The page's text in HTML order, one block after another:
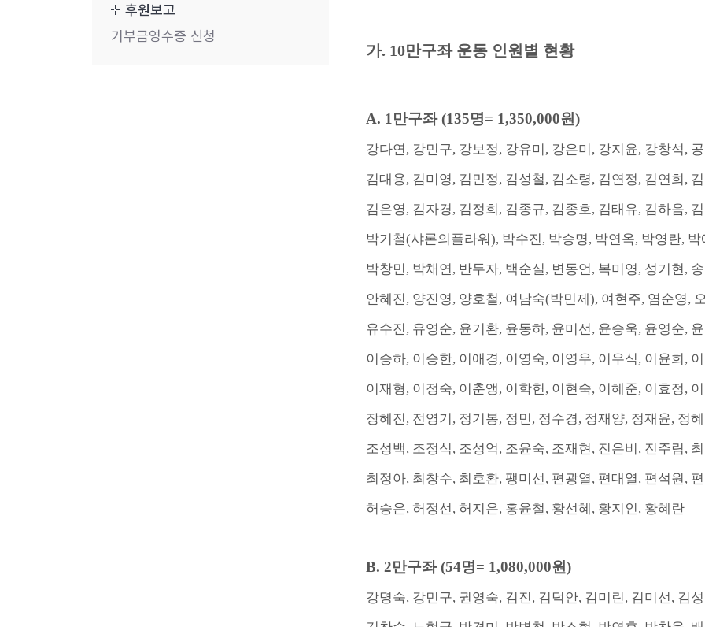
후원보고
기부금영수증 신청
가. 10만구좌 운동 인원별 현황
A. 1 만구좌(135명= 1,350,000원)
강다연, 강민구, 강보정, 강유미 , 강은미 , 강지윤, 강창석,
김대용, 김미영, 김민정, 김성철, 김소령, 김연정, 김연희 ,
김은영, 김자경, 김정희 , 김종규, 김종호, 김태유, 김하음,
박기철(샤론의플라워), 박수진, 박승명, 박연옥, 박영란, 박
박창민, 박채연, 반두자, 백순실 , 변동언, 복미영, 성기현,
안혜진, 양진영, 양호철, 여남숙(박민제), 여현주, 염순영,
유수진, 유영순, 윤기환, 윤동하, 윤미선, 윤승욱, 윤영순,
이승하, 이승한, 이애경, 이영숙, 이영우, 이우식, 이윤희 ,
이재형, 이정숙, 이춘앵, 이학헌, 이현숙, 이혜준, 이효정,
장혜진, 전영기 , 정기봉, 정민, 정수경, 정재양, 정재윤, 정
조성백, 조정식, 조성억, 조윤숙, 조재현, 진은비 , 진주림,
최정아, 최창수, 최호환, 팽미선, 편광열, 편대열, 편석원 ,
허승은, 허정선, 허지은, 홍윤철, 황선혜 , 황지인, 황혜란
B. 2만구좌(54명= 1,080,000원)
강명숙, 강민구, 권영숙, 김진, 김덕안, 김미린, 김미선, 김